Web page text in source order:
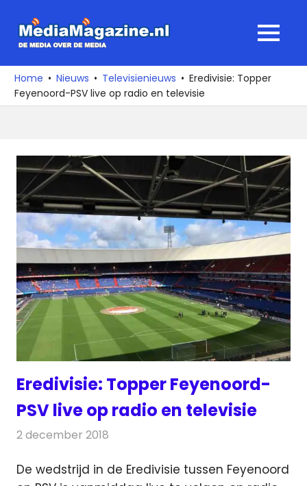
naar
media
over
de
MENU
Home Nieuws Televisienieuws
Eredivisie: Topper
Feyenoord-PSV live op radio en televisie
Eredivisie: Topper Feyenoord-
PSV live op radio en televisie
2 december 2018
De wedstrijd in de Eredivisie tussen Feyenoord